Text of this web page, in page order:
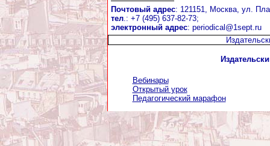
Почтовый адрес: 121151, Москва, ул.
тел.: +7 (495) 637-82-73;
электронный адрес: periodical@1sept.ru
Вебинары
Открытый урок
Педагогический марафон